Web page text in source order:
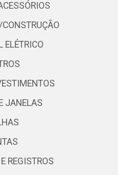
ELÉTRICO
JANELAS
REGISTROS